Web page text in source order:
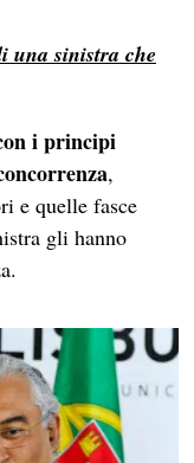
una sinistra che
i principi
,
e quelle fasce
gli hanno